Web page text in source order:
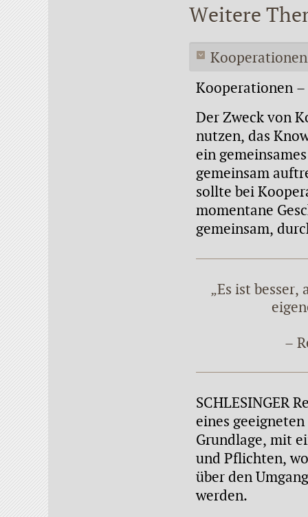
Weitere
Kooperationen
Der Zweck von
nutzen, das
ein
gemeinsam
sollte bei
momentane
gemeinsam,
„Es ist
–
SCHLESINGER
eines
Grundlage, mit
und Pflichten,
über den
werden.